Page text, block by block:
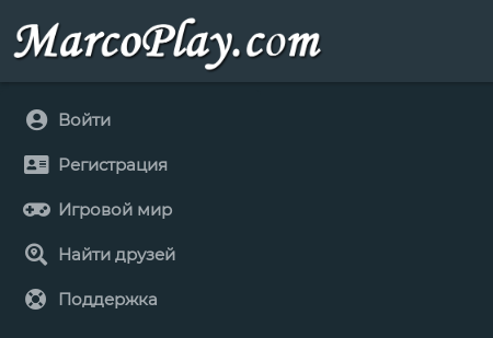
Войти
Регистрация
Игровой мир
Найти друзей
Поддержка